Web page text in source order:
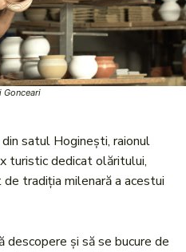
Gonceari
din satul Hoginești, raionul
turistic dedicat olăritului,
tradiția milenară a acestui
și să se bucure de